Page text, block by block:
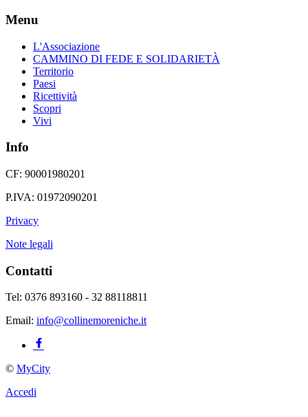
Menu
L'Associazione
CAMMINO DI FEDE E SOLIDARIETÀ
Territorio
Paesi
Ricettività
Scopri
Vivi
Info
CF: 90001980201
P.IVA: 01972090201
Privacy
Note legali
Contatti
Tel: 0376 893160 - 32 88118811
Email: info@collinemoreniche.it
© MyCity
Accedi